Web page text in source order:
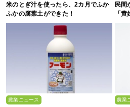
米のとぎ汁を使ったら、2カ月でふか
ふかの腐葉土ができた！
民間
「
農業ニュース 農業